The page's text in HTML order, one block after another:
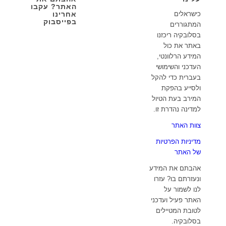
האתר? עקבו
אחרינו
בפייסבוק
כישראלים
המתגוררים
בסלובקיה ריכזנו
באתר את כול
המידע הרלוונטי,
העדכני והשימושי
בעברית כדי להקל
ולסייע בהפקת
המירב בעת הטיול
למדינה נהדרת זו.
צוות האתר
מדיניות הפרטיות
של האתר
אהבתם את המידע
ונעזרתם בו? עזרו
לנו לשמור על
האתר פעיל ועדכני
לטובת המטיילים
בסלובקיה.